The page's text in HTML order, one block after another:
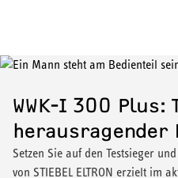
WWK-I 300
herausragender
Setzen Sie auf den Testsieger
von STIEBEL ELTRON erzielt im